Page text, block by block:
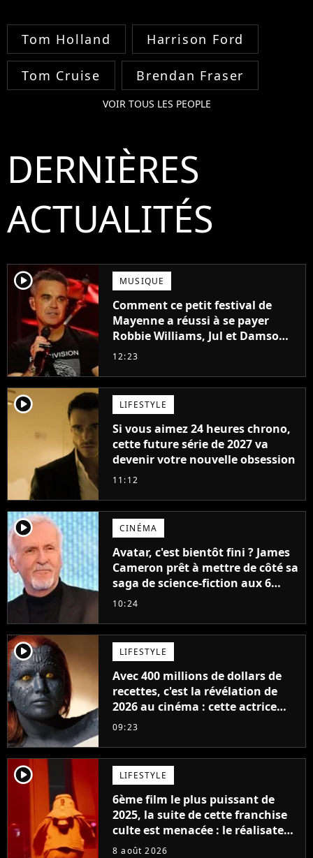
Tom Holland Harrison Ford
Tom Cruise Brendan Fraser
VOIR TOUS LES PEOPLE
DERNIÈRES
ACTUALITÉS
player2 MUSIQUE
Comment ce petit festival de
Mayenne a réussi à se payer
Robbie Williams, Jul et Damso
cette année ?
12:23
player2 LIFESTYLE
Si vous aimez 24 heures chrono,
cette future série de 2027 va
devenir votre nouvelle obsession
11:12
player2 CINÉMA
Avatar, c'est bientôt fini ? James
Cameron prêt à mettre de côté sa
saga de science-fiction aux 6
milliards de recettes
10:24
player2 LIFESTYLE
Avec 400 millions de dollars de
recettes, c'est la révélation de
2026 au cinéma : cette actrice
adorée prête à remplacer
09:23
player2 LIFESTYLE
6ème film le plus puissant de
2025, la suite de cette franchise
culte est menacée : le réalisateur
claque la porte pour "différends
8 août 2026